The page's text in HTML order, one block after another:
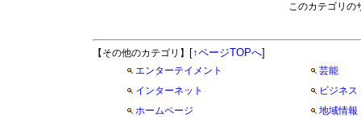
このカテゴリの
【その他のカテゴリ】 [↑ページTOPへ]
エンターテイメント
芸能
インターネット
ビジネス
ホームページ
地域情報